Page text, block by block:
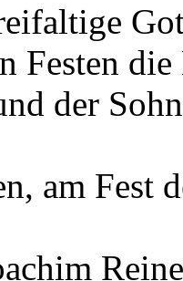
Festen
der
am Fest